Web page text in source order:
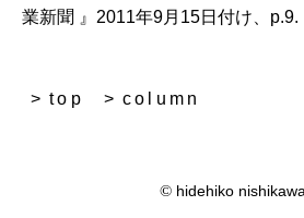
業新聞 』2011年9月15日付け、p.9.
top column
©hidehiko